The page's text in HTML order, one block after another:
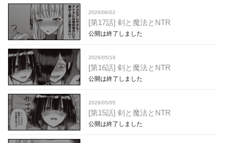
2026/06/02
[第17話] 剣と魔法とNTR
公開は終了しました
2026/05/19
[第16話] 剣と魔法とNTR
公開は終了しました
2026/05/05
[第15話] 剣と魔法とNTR
公開は終了しました